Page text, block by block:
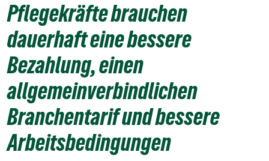
Pflegekräfte brauchen
dauerhaft eine bessere
Bezahlung, einen
allgemeinverbindlichen
Branchentarif und bessere
Arbeitsbedingungen